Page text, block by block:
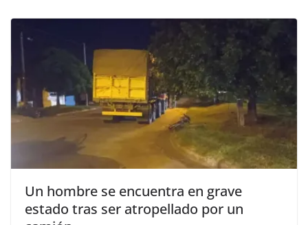
Un hombre se encuentra en grave
estado tras ser atropellado por un